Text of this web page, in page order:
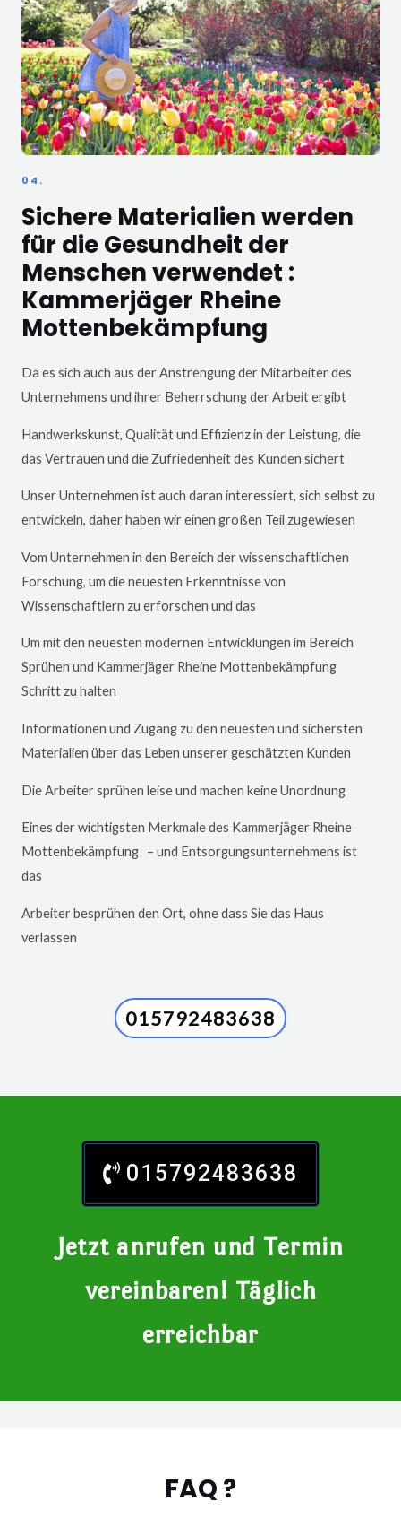
04.
Sichere Materialien werden
für die Gesundheit der
Menschen verwendet :
Kammerjäger Rheine
Mottenbekämpfung
Da es sich auch aus der Anstrengung der Mitarbeiter des
Unternehmens und ihrer Beherrschung der Arbeit ergibt
Handwerkskunst, Qualität und Effizienz in der Leistung, die
das Vertrauen und die Zufriedenheit des Kunden sichert
Unser Unternehmen ist auch daran interessiert, sich selbst zu
entwickeln, daher haben wir einen großen Teil zugewiesen
Vom Unternehmen in den Bereich der wissenschaftlichen
Forschung, um die neuesten Erkenntnisse von
Wissenschaftlern zu erforschen und das
Um mit den neuesten modernen Entwicklungen im Bereich
Sprühen und Kammerjäger Rheine Mottenbekämpfung
Schritt zu halten
Informationen und Zugang zu den neuesten und sichersten
Materialien über das Leben unserer geschätzten Kunden
Die Arbeiter sprühen leise und machen keine Unordnung
Eines der wichtigsten Merkmale des Kammerjäger Rheine
Mottenbekämpfung – und Entsorgungsunternehmens ist
das
Arbeiter besprühen den Ort, ohne dass Sie das Haus
verlassen
015792483638
015792483638
Jetzt anrufen und Termin
vereinbaren! Täglich
erreichbar
FAQ ?